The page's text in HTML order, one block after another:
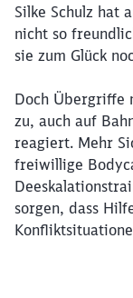
Silke Schulz hat
nicht so
sie zum Glück
Doch Übergriffe
zu, auch auf
reagiert. Mehr
freiwillige
sorgen, dass